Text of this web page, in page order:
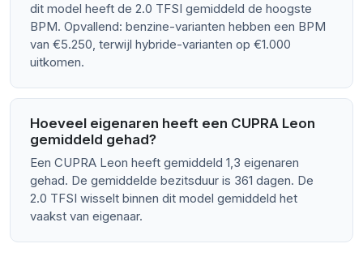
dit model heeft de 2.0 TFSI gemiddeld de hoogste
BPM. Opvallend: benzine-varianten hebben een BPM
van €5.250, terwijl hybride-varianten op €1.000
uitkomen.
Hoeveel eigenaren heeft een CUPRA Leon
gemiddeld gehad?
Een CUPRA Leon heeft gemiddeld 1,3 eigenaren
gehad. De gemiddelde bezitsduur is 361 dagen. De
2.0 TFSI wisselt binnen dit model gemiddeld het
vaakst van eigenaar.